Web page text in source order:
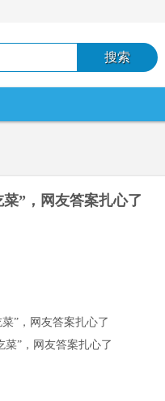
”，网友答案扎心了
”，网友答案扎心了
”，网友答案扎心了